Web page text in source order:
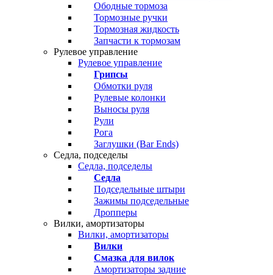
Ободные тормоза
Тормозные ручки
Тормозная жидкость
Запчасти к тормозам
Рулевое управление
Рулевое управление
Грипсы
Обмотки руля
Рулевые колонки
Выносы руля
Рули
Рога
Заглушки (Bar Ends)
Седла, подседелы
Седла, подседелы
Седла
Подседельные штыри
Зажимы подседельные
Дропперы
Вилки, амортизаторы
Вилки, амортизаторы
Вилки
Смазка для вилок
Амортизаторы задние